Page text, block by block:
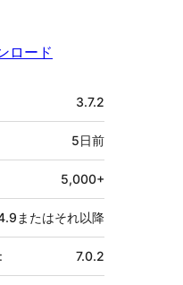
ロード
3.7.2
5日前
5,000+
またはそれ以降
7.0.2